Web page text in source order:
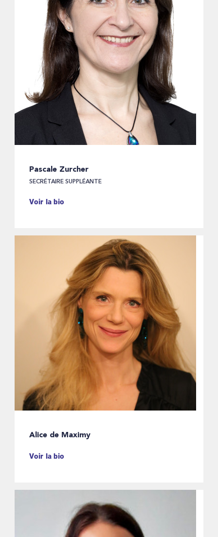
Pascale Zurcher
SECRÉTAIRE SUPPLÉANTE
Voir la bio
Alice de Maximy
Voir la bio